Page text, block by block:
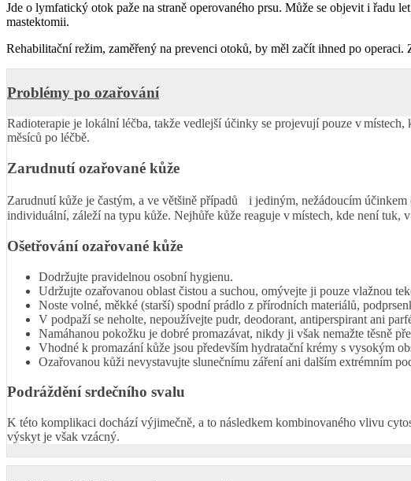
Jde o lymfatický otok paže na straně operovaného prsu. Může se objevit i řadu
mastektomii.
Rehabilitační režim, zaměřený na prevenci otoků, by měl začít ihned po
Problémy po ozařování
Radioterapie je lokální léčba, takže vedlejší účinky se projevují pouze v
měsíců po léčbě.
Zarudnutí ozařované kůže
Zarudnutí kůže je častým, a ve většině případů i jediným, nežádoucím
individuální, záleží na typu kůže. Nejhůře kůže reaguje v místech, kde není tuk,
Ošetřování ozařované kůže
Dodržujte pravidelnou osobní hygienu.
Udržujte ozařovanou oblast čistou a suchou, omývejte ji pouze vlažnou
Noste volné, měkké (starší) spodní prádlo z přírodních materiálů,
V podpaží se neholte, nepoužívejte pudr, deodorant, antiperspirant ani
Namáhanou pokožku je dobré promazávat, nikdy ji však nemažte těsně
Vhodné k promazání kůže jsou především hydratační krémy s vysokým
Ozařovanou kůži nevystavujte slunečnímu záření ani dalším extrémním
Podráždění srdečního svalu
K této komplikaci dochází výjimečně, a to následkem kombinovaného vlivu
výskyt je však vzácný.